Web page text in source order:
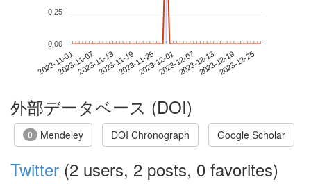
2023-11-012023-11-072023-11-132023-11-192023-11-252023-12-012023-12-072023-12-132023-12-192023-12-25
0.00
0.25
外部データベース (DOI)
0 Mendeley DOI Chronograph Google Scholar
Twitter (2 users, 2 posts, 0 favorites)